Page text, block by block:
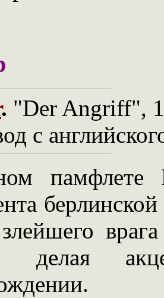
. "Der Angriff",
с
памфлете
делая